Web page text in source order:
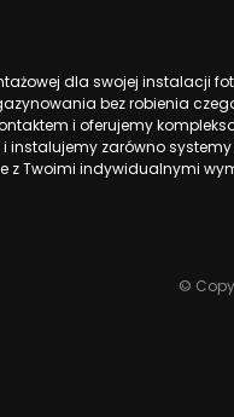
dla swojej instalacji
bez robienia
i oferujemy
instalujemy zarówno
z Twoimi indywidualnymi
©